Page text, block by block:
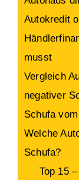
Autokredit
musst
Vergleich
negativer
Schufa
Welche
Schufa?
Top 15